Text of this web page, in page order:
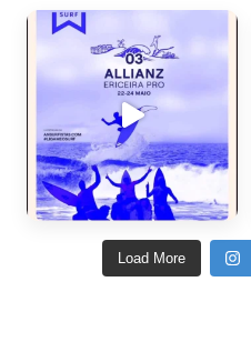
Load More